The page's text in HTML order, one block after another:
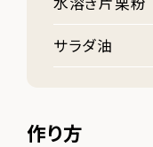
サラダ油
作り方